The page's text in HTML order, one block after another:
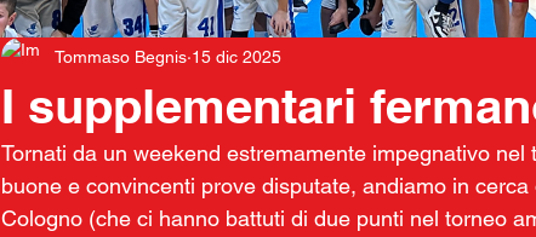
I supplementari
Tommaso Begnis 15 dic 2025
Tornati da un weekend estremamente impegnativo
buone e convincenti prove disputate, andiamo in
Cologno (che ci hanno battuti di due punti nel torneo